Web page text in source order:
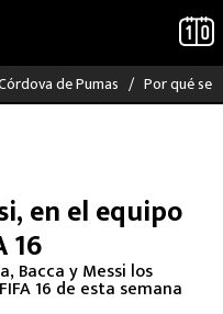
de Pumas Por qué se
en el equipo
16
Bacca y Messi los
16 de esta semana